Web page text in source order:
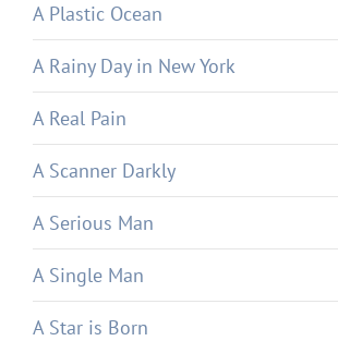
A Plastic Ocean
A Rainy Day in New York
A Real Pain
A Scanner Darkly
A Serious Man
A Single Man
A Star is Born